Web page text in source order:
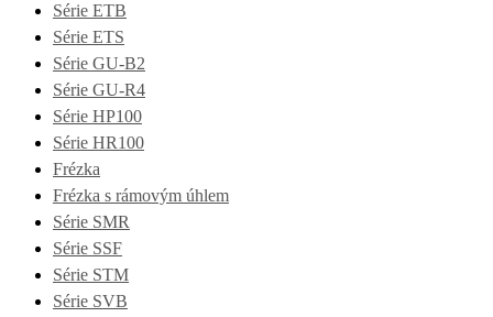
Série ETB
Série ETS
Série GU-B2
Série GU-R4
Série HP100
Série HR100
Frézka
Frézka s rámovým úhlem
Série SMR
Série SSF
Série STM
Série SVB